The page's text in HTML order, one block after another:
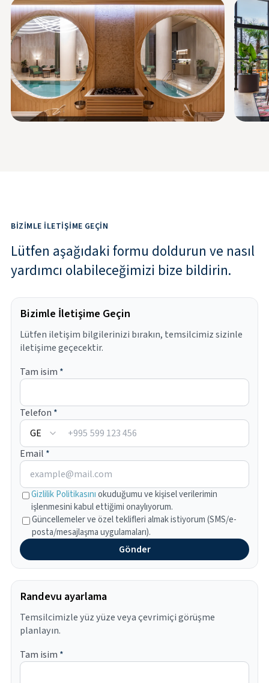
BIZIMLE İLETIŞIME GEÇIN
Lütfen aşağıdaki formu doldurun ve nasıl
yardımcı olabileceğimizi bize bildirin.
Bizimle İletişime Geçin
Lütfen iletişim bilgilerinizi bırakın, temsilcimiz sizinle
iletişime geçecektir.
Tam isim *
Telefon *
+995
Email *
Gizlilik Politikasını okuduğumu ve kişisel verilerimin
işlenmesini kabul ettiğimi onaylıyorum.
Güncellemeler ve özel teklifleri almak istiyorum (SMS/e-
posta/mesajlaşma uygulamaları).
Gönder
Randevu ayarlama
Temsilcimizle yüz yüze veya çevrimiçi görüşme
planlayın.
Tam isim *